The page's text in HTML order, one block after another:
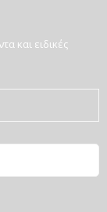
και ειδικές